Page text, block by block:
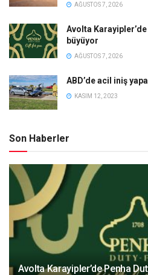
AĞUSTOS 7, 2026
Avolta
büyüyor
AĞUSTOS 7, 2026
ABD’de acil iniş
KASIM 12, 2023
Son Haberler
Avolta Karayipler’de Penha